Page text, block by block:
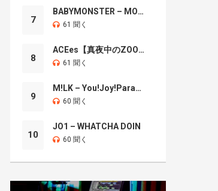
7
BABYMONSTER – MOON
61 聞く
8
ACEes【真夜中のZOO】
61 聞く
9
M!LK – You!Joy!Parade!
60 聞く
10
JO1 – WHATCHA DOIN
60 聞く